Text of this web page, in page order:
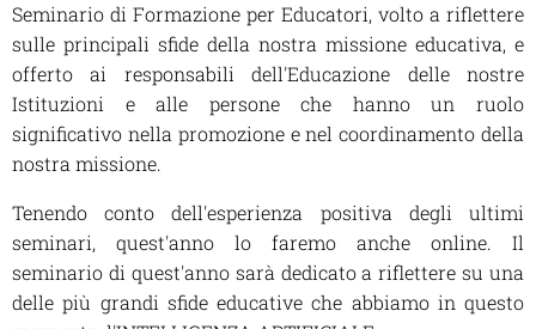
Seminario di Formazione per Educatori, volto a riflettere
sulle principali sfide della nostra missione educativa, e
offerto ai responsabili dell'Educazione delle nostre
Istituzioni e alle persone che hanno un ruolo
significativo nella promozione e nel coordinamento della
nostra missione.
Tenendo conto dell'esperienza positiva degli ultimi
seminari, quest'anno lo faremo anche online. Il
seminario di quest'anno sarà dedicato a riflettere su una
delle più grandi sfide educative che abbiamo in questo